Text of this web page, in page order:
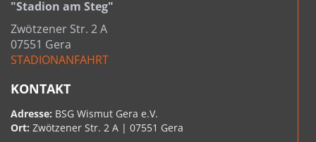
"Stadion am Steg"
Zwötzener Str. 2 A
07551 Gera
STADIONANFAHRT
KONTAKT
Adresse: BSG Wismut Gera e.V.
Ort: Zwötzener Str. 2 A | 07551 Gera